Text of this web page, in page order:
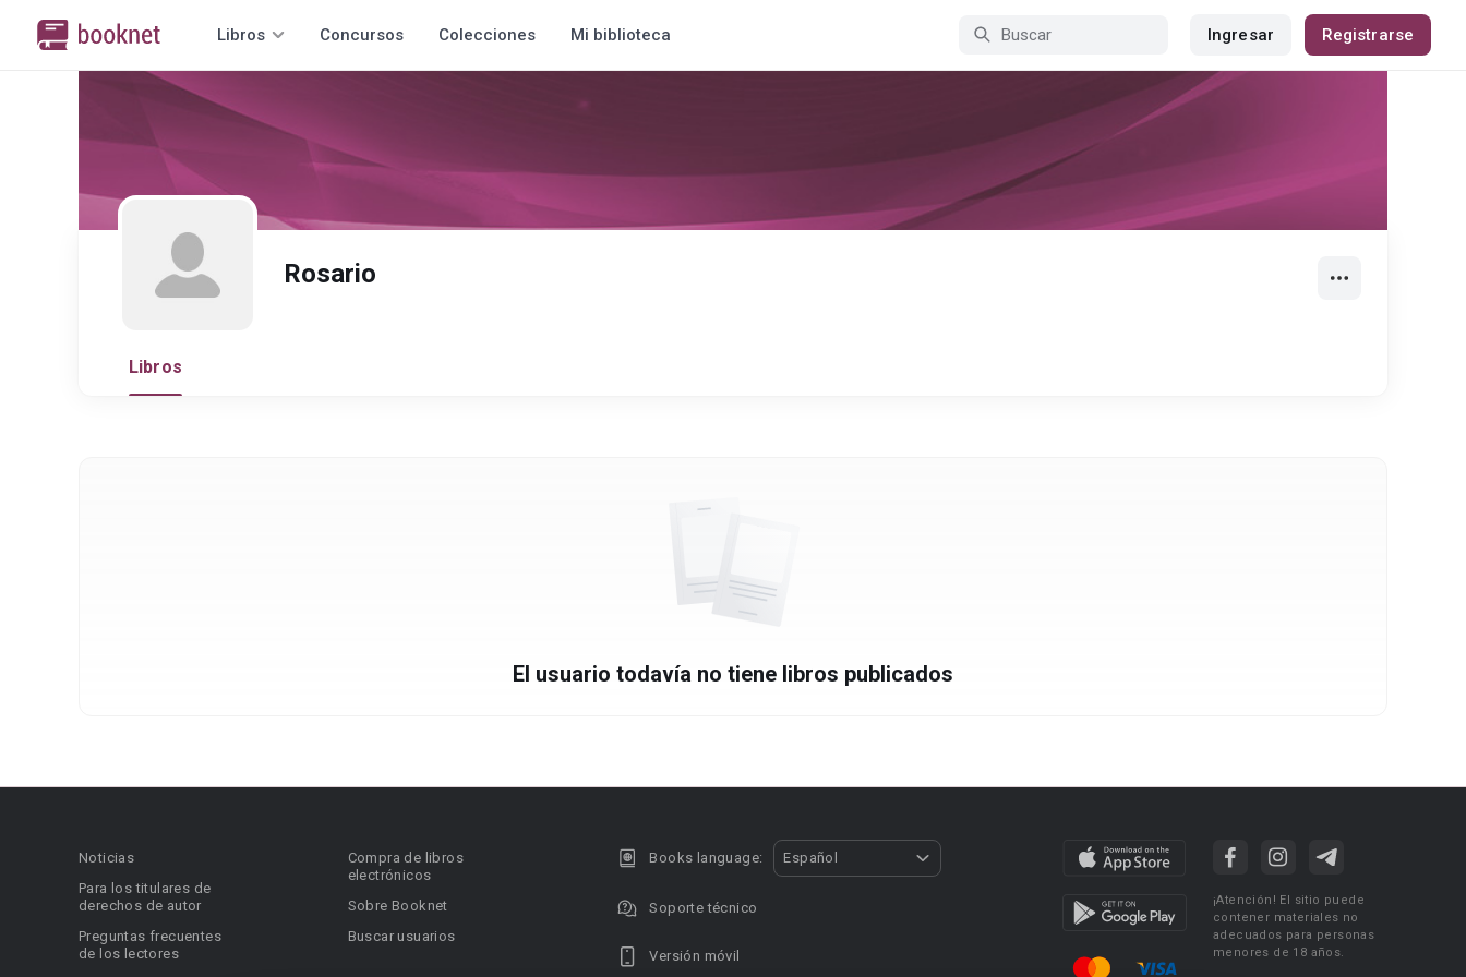
Libros Concursos Colecciones Mi biblioteca Ingresar Registrarse
Rosario
Libros
El usuario todavía no tiene libros publicados
Noticias
Para los titulares de
derechos de autor
Preguntas frecuentes
de los lectores
Compra de libros
electrónicos
Sobre Booknet
Buscar usuarios
Books language: Español
Soporte técnico
Versión móvil
¡Atención! El sitio puede
contener materiales no
adecuados para personas
menores de 18 años.